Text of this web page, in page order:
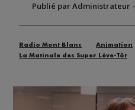
Publié par Administrateur-
Radio Mont Blanc
Animation
La Matinale des Super Lève-Tôt